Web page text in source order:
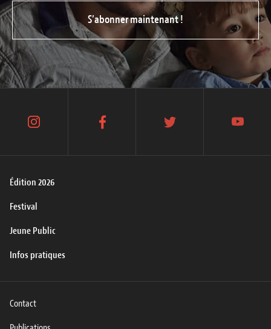
S’abonner maintenant !
Édition 2026
Festival
Jeune Public
Infos pratiques
instagram facebook twitter youtube
Contact